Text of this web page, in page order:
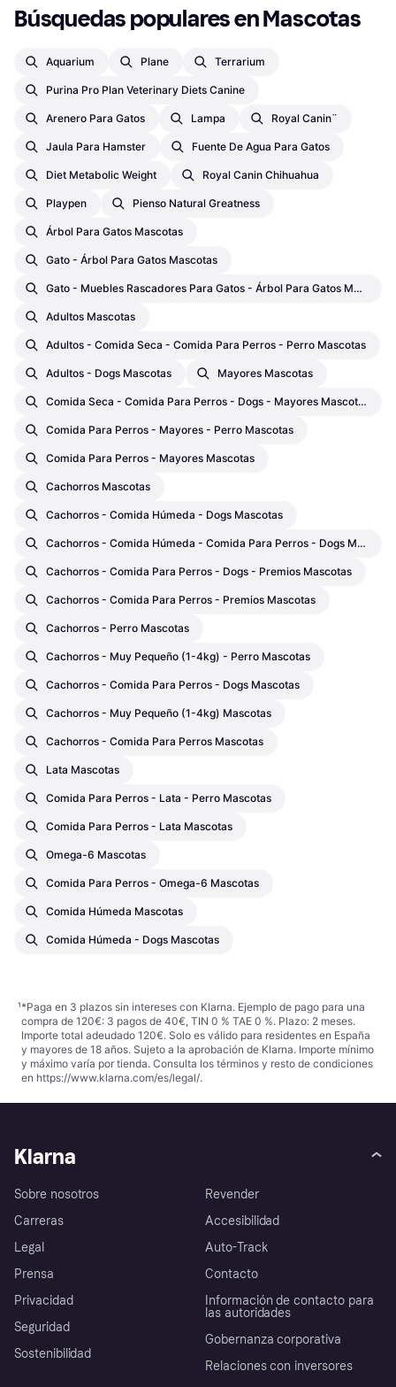
Búsquedas populares en Mascotas
Aquarium Plane Terrarium
Purina Pro Plan Veterinary Diets Canine
Arenero Para Gatos Lampa Royal Canin¨
Jaula Para Hamster Fuente De Agua Para Gatos
Diet Metabolic Weight Royal Canin Chihuahua
Playpen Pienso Natural Greatness
Árbol Para Gatos Mascotas
Gato - Árbol Para Gatos Mascotas
Gato - Muebles Rascadores Para Gatos - Árbol Para Gatos Mascotas
Adultos Mascotas
Adultos - Comida Seca - Comida Para Perros - Perro Mascotas
Adultos - Dogs Mascotas Mayores Mascotas
Comida Seca - Comida Para Perros - Dogs - Mayores Mascotas
Comida Para Perros - Mayores - Perro Mascotas
Comida Para Perros - Mayores Mascotas
Cachorros Mascotas
Cachorros - Comida Húmeda - Dogs Mascotas
Cachorros - Comida Húmeda - Comida Para Perros - Dogs Mascotas
Cachorros - Comida Para Perros - Dogs - Premios Mascotas
Cachorros - Comida Para Perros - Premios Mascotas
Cachorros - Perro Mascotas
Cachorros - Muy Pequeño (1-4kg) - Perro Mascotas
Cachorros - Comida Para Perros - Dogs Mascotas
Cachorros - Muy Pequeño (1-4kg) Mascotas
Cachorros - Comida Para Perros Mascotas
Lata Mascotas
Comida Para Perros - Lata - Perro Mascotas
Comida Para Perros - Lata Mascotas
Omega-6 Mascotas
Comida Para Perros - Omega-6 Mascotas
Comida Húmeda Mascotas
Comida Húmeda - Dogs Mascotas
¹*Paga en 3 plazos sin intereses con Klarna. Ejemplo de pago para una
compra de 120€: 3 pagos de 40€, TIN 0 % TAE 0 %. Plazo: 2 meses.
Importe total adeudado 120€. Solo es válido para residentes en España
y mayores de 18 años. Sujeto a la aprobación de Klarna. Importe mínimo
y máximo varía por tienda. Consulta los términos y resto de condiciones
en https://www.klarna.com/es/legal/.
Klarna
Sobre nosotros
Carreras
Legal
Prensa
Privacidad
Seguridad
Sostenibilidad
Revender
Accesibilidad
Auto-Track
Contacto
Información de contacto para
las autoridades
Gobernanza corporativa
Relaciones con inversores